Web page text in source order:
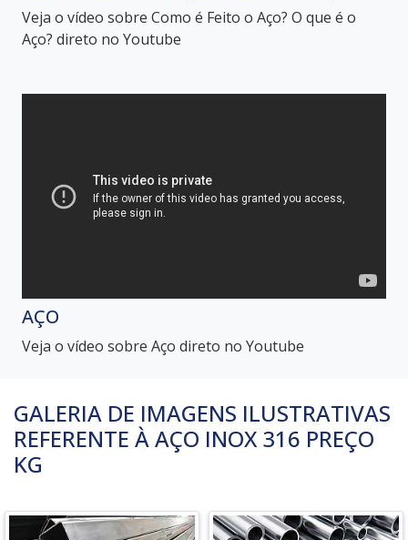
Veja o vídeo sobre Como é Feito o Aço? O que é o
Aço? direto no Youtube
AÇO
Veja o vídeo sobre Aço direto no Youtube
GALERIA DE IMAGENS ILUSTRATIVAS
REFERENTE À AÇO INOX 316 PREÇO
KG